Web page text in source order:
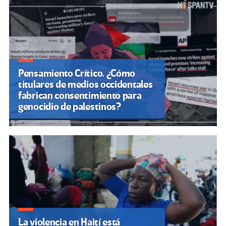
entradas
Pensamiento Crítico. ¿Cómo
titulares de medios occidentales
fabrican consentimiento para
genocidio de palestinos?
La violencia en Haití está